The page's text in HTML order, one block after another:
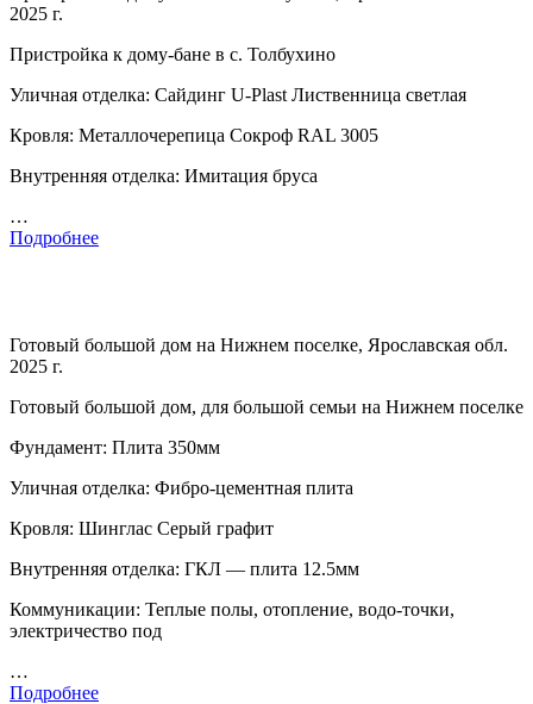
2025 г.
Пристройка к дому-бане в с. Толбухино
Уличная отделка: Сайдинг U-Plast Лиственница светлая
Кровля: Металлочерепица Сокроф RAL 3005
Внутренняя отделка: Имитация бруса
…
Подробнее
Готовый большой дом на Нижнем поселке, Ярославская обл.
2025 г.
Готовый большой дом, для большой семьи на Нижнем поселке
Фундамент: Плита 350мм
Уличная отделка: Фибро-цементная плита
Кровля: Шинглас Серый графит
Внутренняя отделка: ГКЛ — плита 12.5мм
Коммуникации: Теплые полы, отопление, водо-точки,
электричество под
…
Подробнее